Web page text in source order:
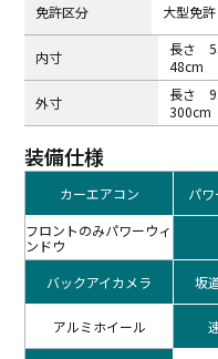
免許区分 大型免許
内⼨
長さ
48cm
外⼨
長さ
300cm
装備仕様
カーエアコン パ
フロントのみパワーウィ
ンドウ
バックアイカメラ 坂
アルミホイール